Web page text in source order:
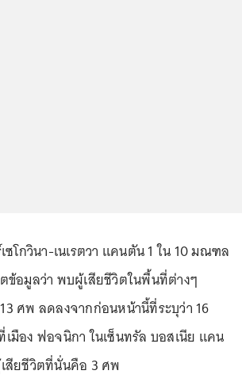
ซโกวินา-เนเรตวา แคนตัน 1 ใน 10 มณฑล
ข้อมูลว่า พบผู้เสียชีวิตในพื้นที่ต่างๆ
ศพ ลดลงจากก่อนหน้านี้ที่ระบุว่า 16
มือง ฟอจนิกา ในเซ็นทรัล บอสเนีย แคน
สียชีวิตที่นั่นคือ 3 ศพ